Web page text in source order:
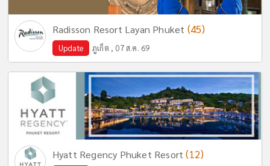
Radisson Resort Layan Phuket (45)
Update ภูเก็ต , 07 ส.ค. 69
Hyatt Regency Phuket Resort(12)